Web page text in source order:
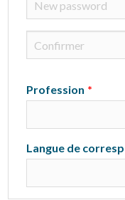
Profession
Langue de